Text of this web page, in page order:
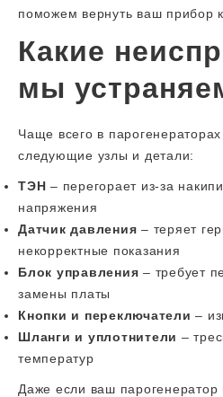
поможем вернуть ваш прибор
Какие
мы
Чаще всего в
следующие узлы и детали:
ТЭН – перегорает из-за
напряжения
Датчик давления – теряет
некорректные показания
Блок управления – требует
замены платы
Кнопки и переключатели –
Шланги и уплотнители –
температур
Даже если ваш парогенератор